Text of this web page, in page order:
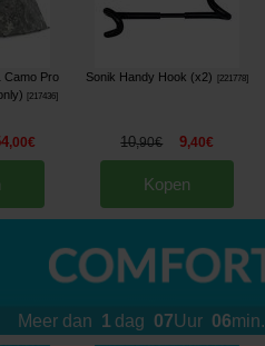
Camo Pro
[217436]
,00€
Sonik Handy Hook (x2) 221778]
10,90€ 9,40€
Kopen
Meer dan 1 dag 07Uur 06min.